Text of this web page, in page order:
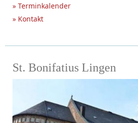
» Terminkalender
» Kontakt
St. Bonifatius Lingen